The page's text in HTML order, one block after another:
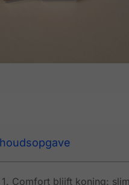
1. Comfort blijft koning: